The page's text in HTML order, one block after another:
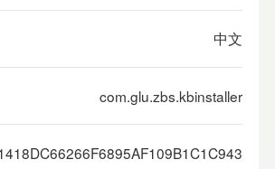
中文
com.glu.zbs.kbinstaller